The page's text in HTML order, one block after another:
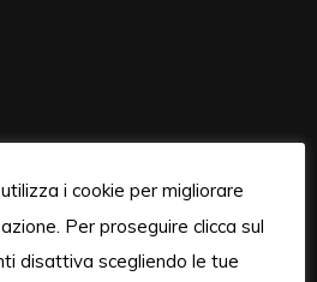
i cookie per migliorare
Per proseguire clicca sul
disattiva scegliendo le tue